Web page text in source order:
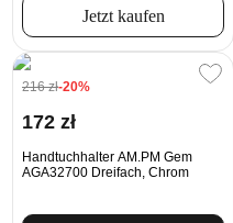
Jetzt kaufen
216 zł-20%
172 zł
Handtuchhalter AM.PM Gem
AGA32700 Dreifach, Chrom